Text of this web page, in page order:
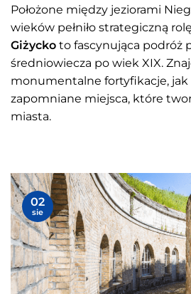
Położone między jeziorami
wieków pełniło strategiczną
Giżycko to fascynująca podróż
średniowiecza po wiek XIX.
monumentalne fortyfikacje, jak
zapomniane miejsca, które
miasta.
02
sie